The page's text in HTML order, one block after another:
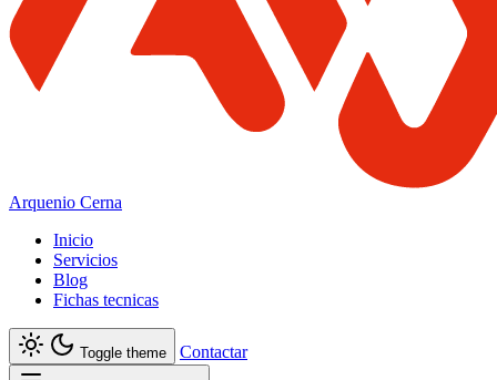
Arquenio Cerna
Inicio
Servicios
Blog
Fichas tecnicas
Toggle theme Contactar